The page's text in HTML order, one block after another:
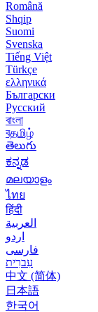
Română
Shqip
Suomi
Svenska
Tiếng Việt
Türkçe
ελληνικά
Български
Русский
বাংলা
বதமிழ்
తెలుగు
ಕನ್ನಡ
മലയാളം
ไทย
हिंदी
العربية
اردو
فارسی
עִברִית
中文 (简体)
日本語
한국어